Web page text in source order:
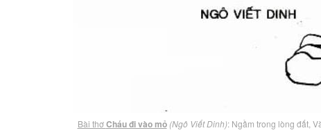
Bài thơCháu đi vào mỏ (Ngô Viết Dinh): Ngầm trong lòng đất,